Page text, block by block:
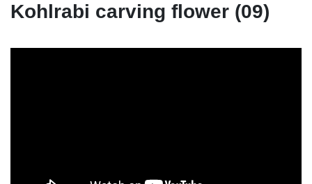
Kohlrabi carving flower (09)